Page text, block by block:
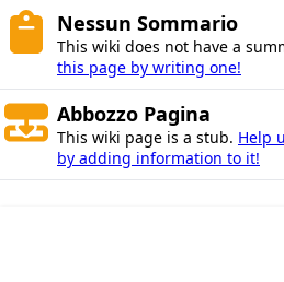
Nessun Sommario
This wiki does not have a
this page by writing one!
Abbozzo Pagina
This wiki page is a stub. Help
by adding information to it!